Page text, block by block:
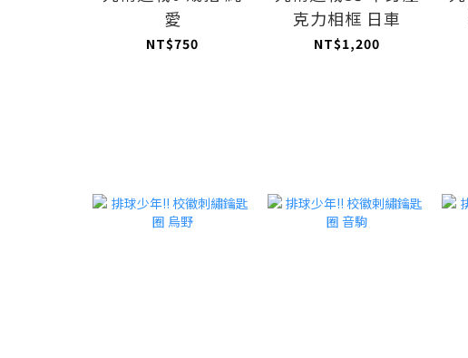
愛
NT$750
克力相框 日車
NT$1,200